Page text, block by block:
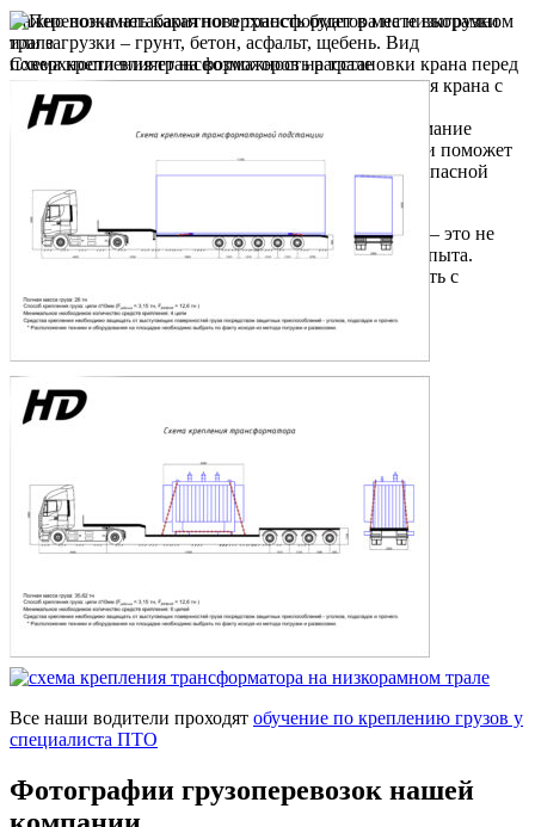
Важно понимать какая поверхность будет в месте выгрузки
или загрузки – грунт, бетон, асфальт, щебень. Вид
поверхности влияет на возможность расстановки крана перед
работой. Влажный грунт – это риск опрокидывания крана с
грузом. Эти знания помогут без простоев и срывов
осуществить аренду кранов и саму загрузку. Понимание
центра тяжести трансформатора и схемы строповки поможет
вам нанять правильное количество кранов для безопасной
загрузки и выгрузки.
В общем перевозка энергетического оборудования – это не
простое дело, которое требует глубоких знаний и опыта.
Поэтому для реализации доставки советуем работать с
профессионалами.
Схема крепления трансформаторов на трале
Все наши водители проходят обучение по креплению грузов у
специалиста ПТО
Фотографии грузоперевозок нашей